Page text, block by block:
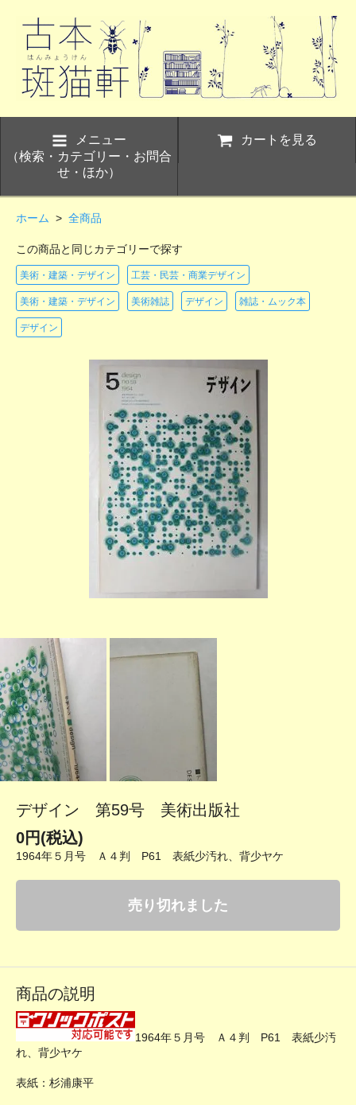
メニュー
（検索・カテゴリー・お問合
せ・ほか）
カートを見る
ホーム > 全商品
この商品と同じカテゴリーで探す
美術・建築・デザイン 工芸・民芸・商業デザイン
美術・建築・デザイン 美術雑誌 デザイン 雑誌・ムック本
デザイン
デザイン 第59号 美術出版社
0円(税込)
1964年５月号 Ａ４判 P61 表紙少汚れ、背少ヤケ
売り切れました
商品の説明
1964年５月号 Ａ４判 P61 表紙少汚
れ、背少ヤケ
表紙：杉浦康平